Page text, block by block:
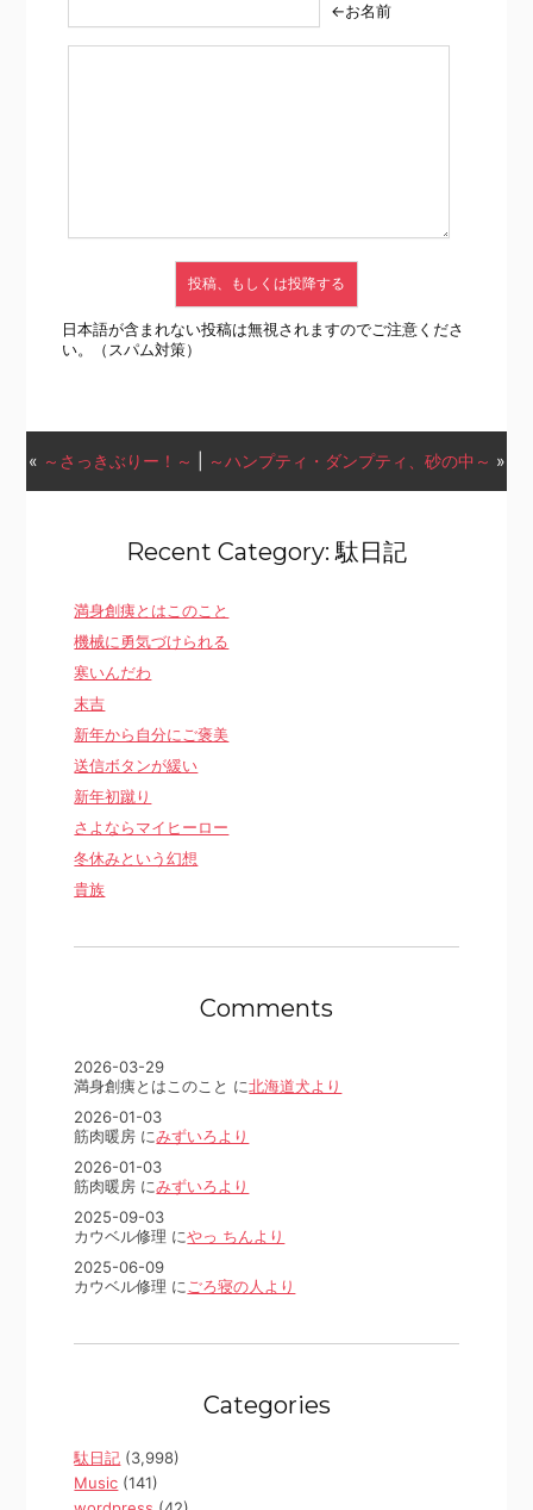
←お名前
日本語が含まれない投稿は無視されますのでご注意くださ
い。（スパム対策）
« ～さっきぶりー！～ ～ハンプティ・ダンプティ、砂の中～ »
Recent Category: 駄日記
満身創痍とはこのこと
機械に勇気づけられる
寒いんだわ
末吉
新年から自分にご褒美
送信ボタンが緩い
新年初蹴り
さよならマイヒーロー
冬休みという幻想
貴族
Comments
2026-03-29
満身創痍とはこのこと に北海道犬より
2026-01-03
筋肉暖房 にみずいろより
2026-01-03
筋肉暖房 にみずいろより
2025-09-03
カウベル修理 にやっ ちんより
2025-06-09
カウベル修理 に ごろ寝の人より
Categories
駄日記 (3,998)
Music (141)